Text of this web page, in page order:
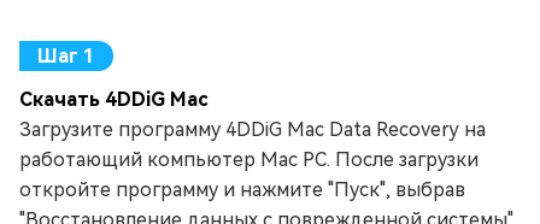
Скачать 4DDiG Mac
Загрузите программу 4DDiG Mac Data Recovery на
работающий компьютер Mac PC. После загрузки
откройте программу и нажмите "Пуск", выбрав